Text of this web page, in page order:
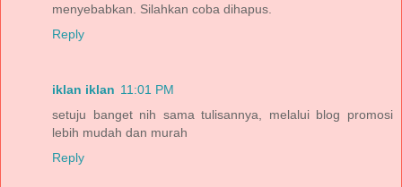
menyebabkan. Silahkan coba dihapus.
Reply
iklan iklan 11:01 PM
setuju banget nih sama tulisannya, melalui blog promosi
lebih mudah dan murah
Reply